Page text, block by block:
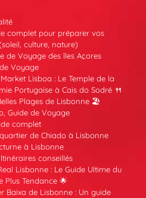
complet pour préparer vos
culture, nature)
de Voyage des îles Açores
Voyage
Lisboa : Le Temple de la
Portugaise à Cais do Sodré 🍴
Plages de Lisbonne 🏖️
Guide de Voyage
complet
de Chiado à Lisbonne
à Lisbonne
conseillés
Lisbonne : Le Guide Ultime du
Plus Tendance 🌟
Baixa de Lisbonne : Un guide